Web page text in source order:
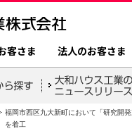
客さま 法人のお客さま
福岡市西区九大新町において「研究開
を着工